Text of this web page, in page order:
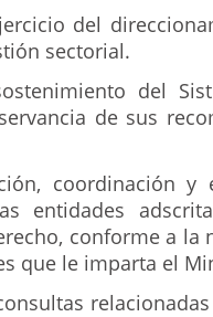
del
sectorial.
del
de sus
coordinación
entidades
conforme a la
que le imparta el